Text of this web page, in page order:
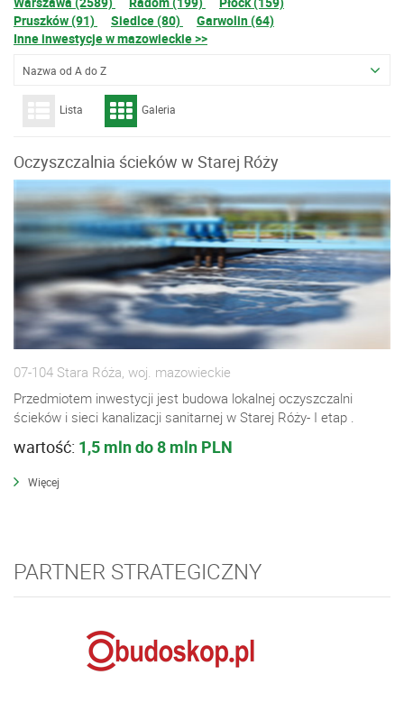
Pruszków (91)
Siedlce (80)
Garwolin (64)
Inne inwestycje w mazowieckie >>
Nazwa od A do Z
Lista Galeria
Oczyszczalnia ścieków w Starej Róży
07-104 Stara Róża, woj. mazowieckie
Przedmiotem inwestycji jest budowa lokalnej oczyszczalni
ścieków i sieci kanalizacji sanitarnej w Starej Róży- I etap .
wartość: 1,5 mln do 8 mln PLN
Więcej
PARTNER STRATEGICZNY